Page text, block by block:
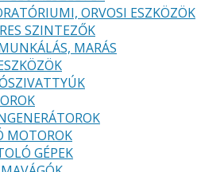
ORVOSI ESZKÖZÖK
SZINTEZŐK
MARÁS
MOTOROK
GÉPEK